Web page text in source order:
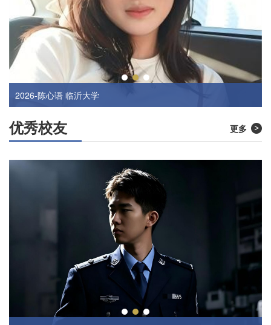
2026-马晨曦 齐齐哈尔大学
2026-陈心语 临沂大学
优秀校友 更多